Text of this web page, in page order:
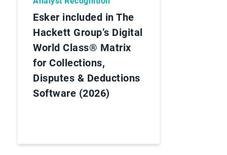
Esker included in The
Hackett Group’s Digital
World Class® Matrix
for Collections,
Disputes & Deductions
Software (2026)